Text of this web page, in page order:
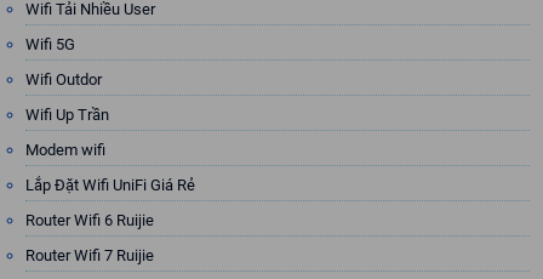
Wifi Tải Nhiều User
Wifi 5G
Wifi Outdor
Wifi Up Trần
Modem wifi
Lắp Đặt Wifi UniFi Giá Rẻ
Router Wifi 6 Ruijie
Router Wifi 7 Ruijie